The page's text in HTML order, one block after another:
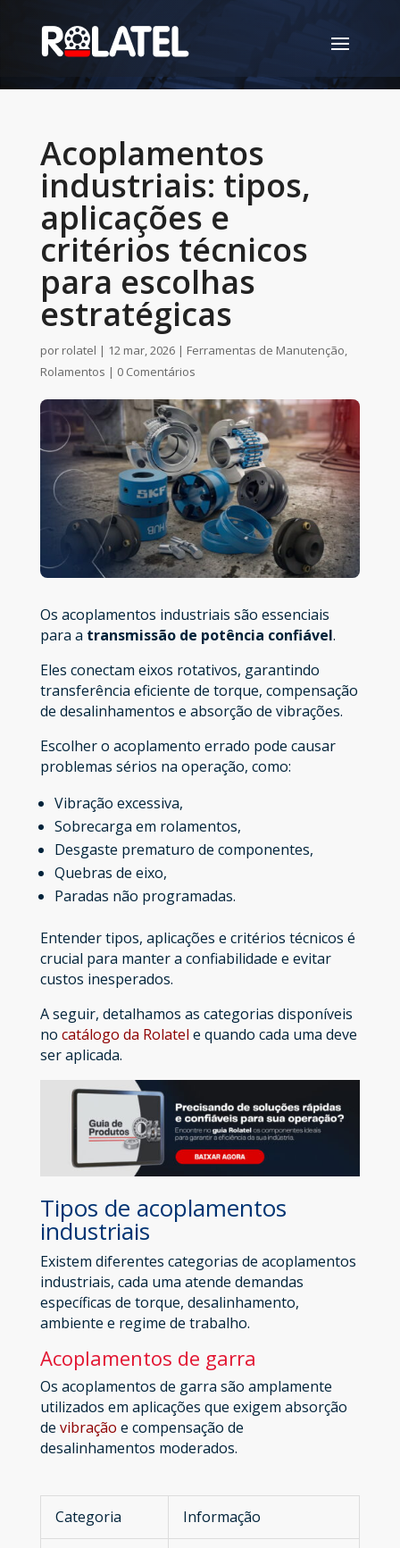
Acoplamentos
industriais: tipos,
aplicações e
critérios técnicos
para escolhas
estratégicas
por rolatel | 12 mar, 2026| Ferramentas de Manutenção,
Rolamentos | 0 Comentários
Os acoplamentos industriais são essenciais
para a transmissão de potência confiável.
Eles conectam eixos rotativos, garantindo
transferência eficiente de torque, compensação
de desalinhamentos e absorção de vibrações.
Escolher o acoplamento errado pode causar
problemas sérios na operação, como:
Vibração excessiva,
Sobrecarga em rolamentos,
Desgaste prematuro de componentes,
Quebras de eixo,
Paradas não programadas.
Entender tipos, aplicações e critérios técnicos é
crucial para manter a confiabilidade e evitar
custos inesperados.
A seguir, detalhamos as categorias disponíveis
no catálogo da Rolatel e quando cada uma deve
ser aplicada.
Tipos de acoplamentos
industriais
Existem diferentes categorias de acoplamentos
industriais, cada uma atende demandas
específicas de torque, desalinhamento,
ambiente e regime de trabalho.
Acoplamentos de garra
Os acoplamentos de garra são amplamente
utilizados em aplicações que exigem absorção
de vibração e compensação de
desalinhamentos moderados.
Categoria Informação